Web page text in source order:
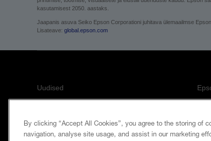
kasutamisest 2050. aastaks.
Jaapanis asuva Seiko Epson Corporationi juhitava ülemaailmse
Lisateave: global.epson.com
Uudised
Blogi
By clicking “Accept All Cookies”, you agree to the storing of
navigation, analyse site usage, and assist in our marketing